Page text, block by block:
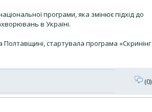
програми, яка змінює підхід до
в Україні.
Полтавщині, стартувала програма «Скринінг
(0)